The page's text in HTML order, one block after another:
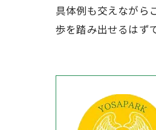
具体例も交えながら
歩を踏み出せるはずで